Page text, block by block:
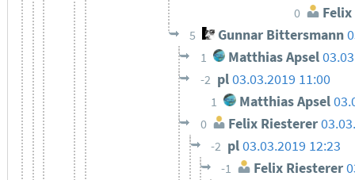
0
5 Gunnar Bittersmann
1 Matthias Apsel
-2 pl03.03.2019 11:00
1 Matthias Apsel
0 Felix Riesterer
-2 pl03.03.2019 12:23
-1 Felix Riesterer